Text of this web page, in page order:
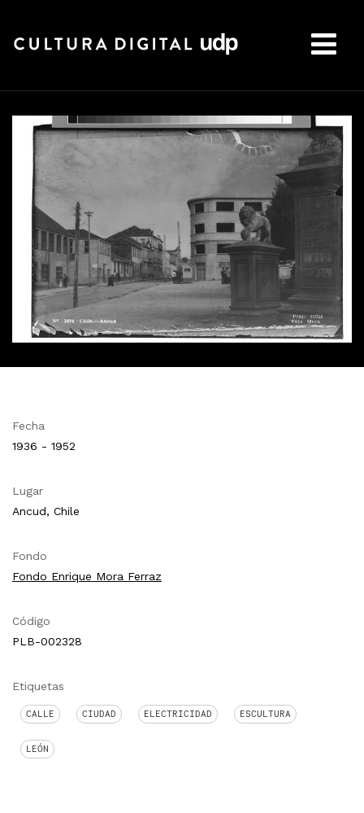
Fecha
1936 - 1952
Lugar
Ancud, Chile
Fondo
Fondo Enrique Mora Ferraz
Código
PLB-002328
Etiquetas
CALLE CIUDAD ELECTRICIDAD ESCULTURA
LEÓN